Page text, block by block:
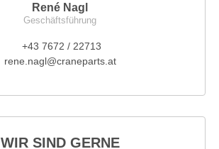
René Nagl
Geschäftsführung
+43 7672 / 22713
rene.nagl@craneparts.at
WIR SIND GERNE